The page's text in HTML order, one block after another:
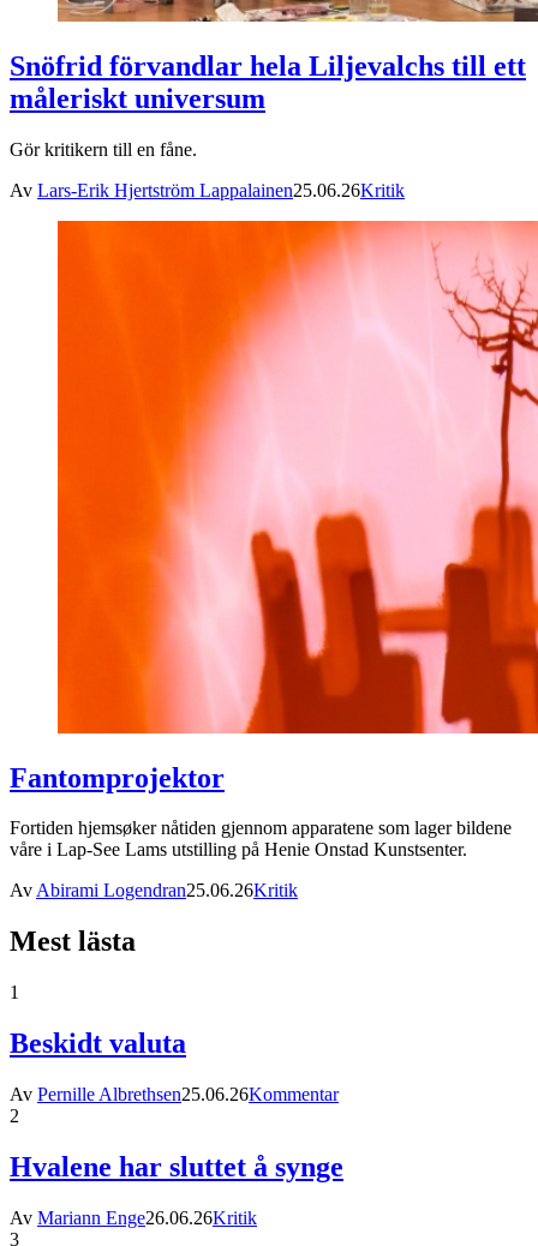
Snöfrid förvandlar hela Liljevalchs till ett
måleriskt universum
Gör kritikern till en fåne.
Av Lars-Erik Hjertström Lappalainen25.06.26Kritik
Fantomprojektor
Fortiden hjemsøker nåtiden gjennom apparatene som lager bildene
våre i Lap-See Lams utstilling på Henie Onstad Kunstsenter.
AvAbirami Logendran25.06.26Kritik
Mest lästa
1
Beskidt valuta
Av Pernille Albrethsen25.06.26Kommentar
2
Hvalene har sluttet å synge
Av Mariann Enge26.06.26Kritik
3